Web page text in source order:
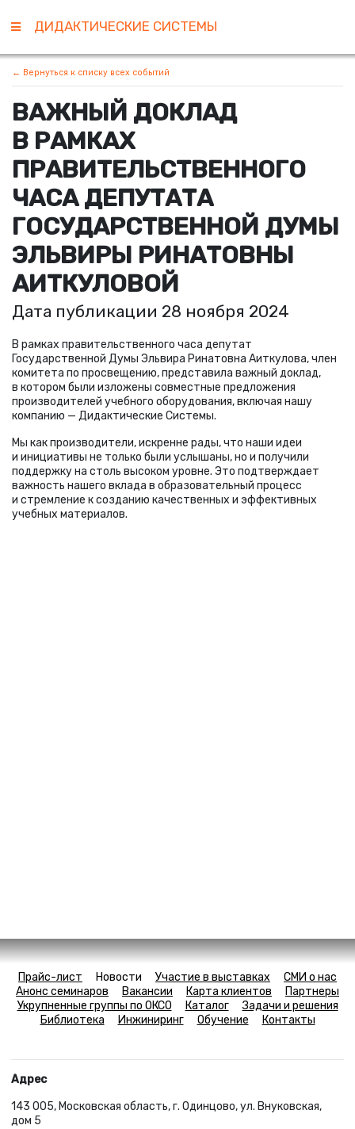
ДИДАКТИЧЕСКИЕ СИСТЕМЫ
← Вернуться к списку всех событий
ВАЖНЫЙ ДОКЛАД
В РАМКАХ
ПРАВИТЕЛЬСТВЕННОГО
ЧАСА ДЕПУТАТА
ГОСУДАРСТВЕННОЙ ДУМЫ
ЭЛЬВИРЫ РИНАТОВНЫ
АИТКУЛОВОЙ
Дата публикации 28 ноября 2024
В рамках правительственного часа депутат
Государственной Думы Эльвира Ринатовна Аиткулова, член
комитета по просвещению, представила важный доклад,
в котором были изложены совместные предложения
производителей учебного оборудования, включая нашу
компанию — Дидактические Системы.
Мы как производители, искренне рады, что наши идеи
и инициативы не только были услышаны, но и получили
поддержку на столь высоком уровне. Это подтверждает
важность нашего вклада в образовательный процесс
и стремление к созданию качественных и эффективных
учебных материалов.
Прайс-лист Новости Участие в выставках
СМИ о нас
Анонс семинаров
Вакансии Карта клиентов
Партнеры
Укрупненные группы по ОКСО
Каталог
Задачи и решения
Библиотека
Инжиниринг Обучение Контакты
Адрес
143 005, Московская область, г. Одинцово, ул. Внуковская,
дом 5